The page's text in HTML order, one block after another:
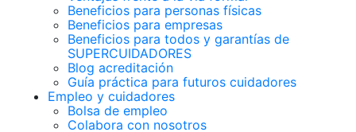
Beneficios para personas físicas
Beneficios para empresas
Beneficios para todos y garantías de
SUPERCUIDADORES
Blog acreditación
Guía práctica para futuros cuidadores
Empleo y cuidadores
Bolsa de empleo
Colabora con nosotros